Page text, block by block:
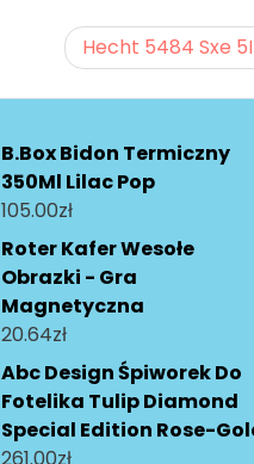
Hecht 5484 Sxe
B.Box Bidon Termiczny
350Ml Lilac Pop
105.00zł
Roter Kafer Wesołe
Obrazki - Gra
Magnetyczna
20.64zł
Abc Design Śpiworek Do
Fotelika Tulip Diamond
Special Edition Rose-